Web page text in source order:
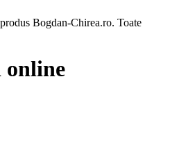
Bogdan-Chirea.ro. Toate
online